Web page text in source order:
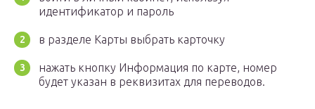
идентификатор и пароль
в разделе Карты выбрать карточку
нажать кнопку Информация по карте, номер
будет указан в реквизитах для переводов.